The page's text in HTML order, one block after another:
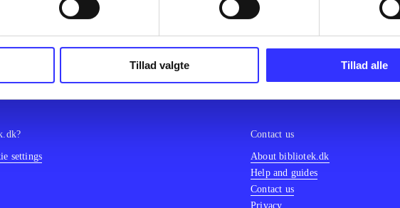
Tillad valgte Tillad alle
sit amet ...
settings
Contact us
About bibliotek.dk
Help and guides
Contact us
Privacy